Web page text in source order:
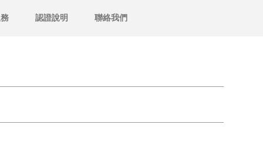
認證說明 聯絡我們